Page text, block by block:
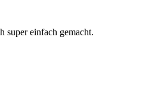
super einfach gemacht.